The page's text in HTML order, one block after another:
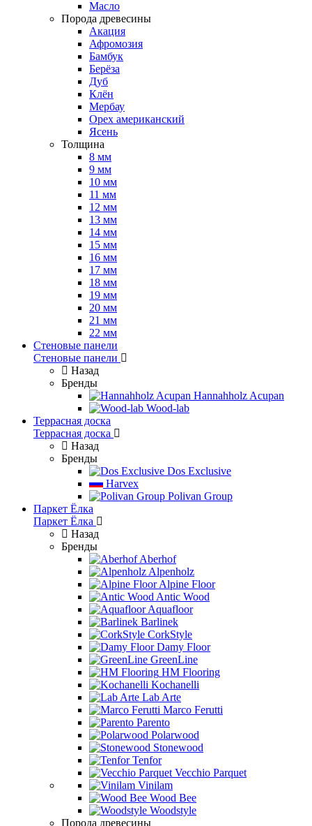
Масло
Порода древесины
Акация
Афромозия
Бамбук
Берёза
Дуб
Клён
Мербау
Орех американский
Ясень
Толщина
8 мм
9 мм
10 мм
11 мм
12 мм
13 мм
14 мм
15 мм
16 мм
17 мм
18 мм
19 мм
20 мм
21 мм
22 мм
Стеновые панели
Стеновые панели
Назад
Бренды
Hannahholz Acupan
Wood-lab
Террасная доска
Террасная доска
Назад
Бренды
Dos Exclusive
Harvex
Polivan Group
Паркет Ёлка
Паркет Ёлка
Назад
Бренды
Aberhof
Alpenholz
Alpine Floor
Antic Wood
Aquafloor
Barlinek
CorkStyle
Damy Floor
GreenLine
HM Flooring
Kochanelli
Lab Arte
Marco Ferutti
Parento
Polarwood
Stonewood
Tenfor
Vecchio Parquet
Vinilam
Wood Bee
Woodstyle
Порода древесины